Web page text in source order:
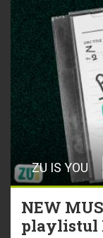
ZU IS YOU
NEW
playlistul